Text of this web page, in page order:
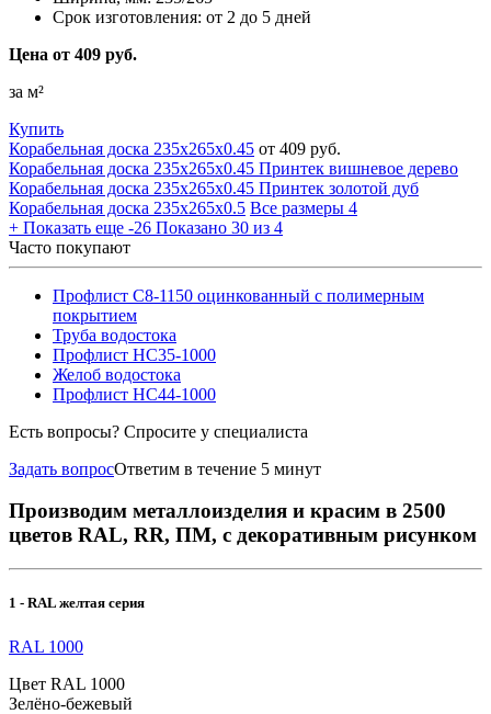
Срок изготовления: от 2 до 5 дней
Цена от 409 руб.
за м²
Купить
Корабельная доска 235х265х0.45 от 409 руб.
Корабельная доска 235х265х0.45 Принтек вишневое дерево
Корабельная доска 235х265х0.45 Принтек золотой дуб
Корабельная доска 235х265х0.5 Все размеры 4
+ Показать еще -26 Показано 30 из 4
Часто покупают
Профлист С8-1150 оцинкованный с полимерным
покрытием
Труба водостока
Профлист НС35-1000
Желоб водостока
Профлист НС44-1000
Есть вопросы? Спросите у специалиста
Задать вопросОтветим в течение 5 минут
Производим металлоизделия и красим в 2500
цветов RAL, RR, ПМ, с декоративным рисунком
1 - RAL желтая серия
RAL 1000
Цвет RAL 1000
Зелёно-бежевый